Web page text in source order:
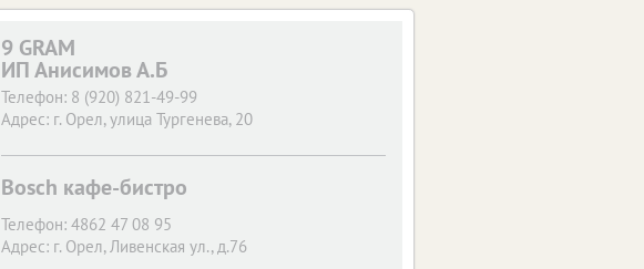
9 GRAM
ИП Анисимов А.Б
Телефон: 8 (920) 821-49-99
Адрес: г. Орел, улица Тургенева, 20
Bosch кафе-бистро
Телефон: 4862 47 08 95
Адрес: г. Орел, Ливенская ул., д.76